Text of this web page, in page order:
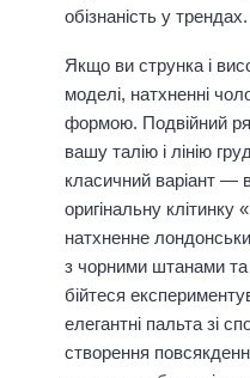
обізнаність у трендах.
Якщо ви струнка і
моделі, натхненні
формою. Подвійний
вашу талію і лінію
класичний варіант —
оригінальну
натхненне
з чорними штанами
бійтеся
елегантні пальта зі
створення